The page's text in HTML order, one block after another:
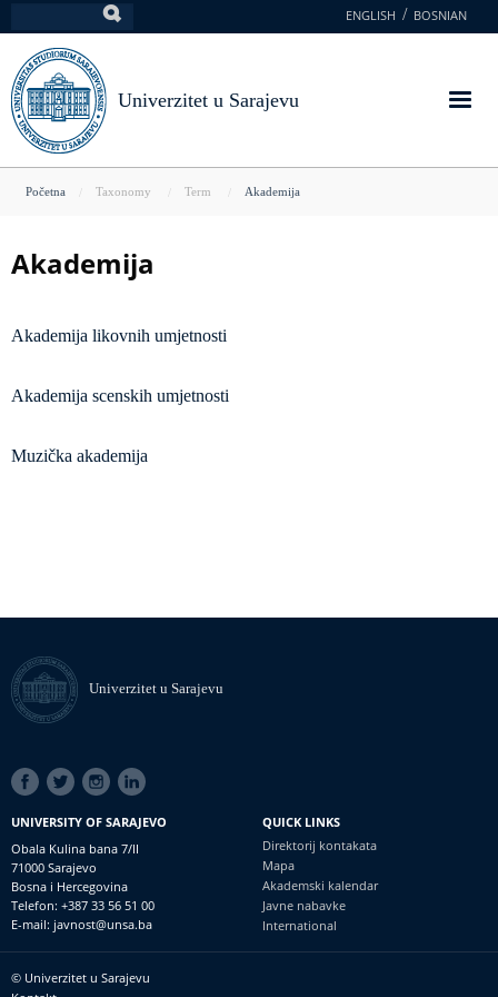
na
glavni
sadržaj
ENGLISH BOSNIAN
Univerzitet u Sarajevu
You
here
Početna Taxonomy Term Akademija
Akademija
Akademija likovnih umjetnosti
Akademija scenskih umjetnosti
Muzička akademija
Univerzitet u Sarajevu
SOCIAL
LINKS
UNIVERSITY OF SARAJEVO
Obala Kulina bana 7/II
71000 Sarajevo
Bosna i Hercegovina
Telefon: +387 33 56 51 00
E-mail: javnost@unsa.ba
QUICK LINKS
Direktorij kontakata
Mapa
Akademski kalendar
Javne nabavke
International
Footer
© Univerzitet u Sarajevu